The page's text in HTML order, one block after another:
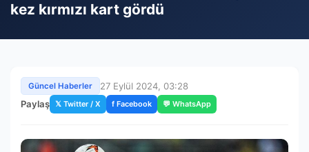
kez kırmızı kart gördü
Güncel Haberler
27 Eylül 2024, 03:28
Paylaş 𝕏 Twitter / X f Facebook 💬 WhatsApp